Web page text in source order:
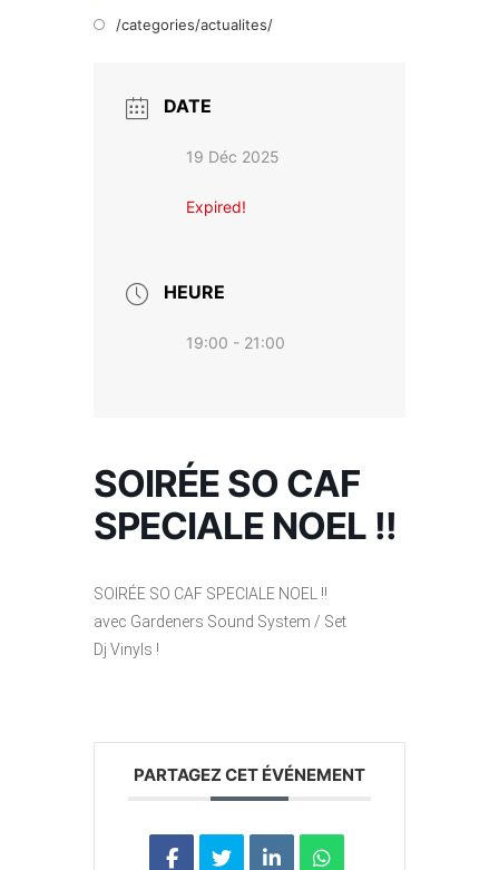
/categories/actualites/
DATE
19 Déc 2025
Expired!
HEURE
19:00 - 21:00
SOIRÉE SO CAF
SPECIALE NOEL !!
SOIRÉE SO CAF SPECIALE NOEL !!
avec Gardeners Sound System / Set
Dj Vinyls !
PARTAGEZ CET ÉVÉNEMENT